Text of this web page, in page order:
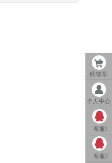
购物车
个人中心
客服1
QQ客服
客服2